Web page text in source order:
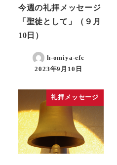
今週の礼拝メッセージ
「聖徒として」（９月
10日）
h-omiya-efc
2023年9月10日
礼拝メッセージ